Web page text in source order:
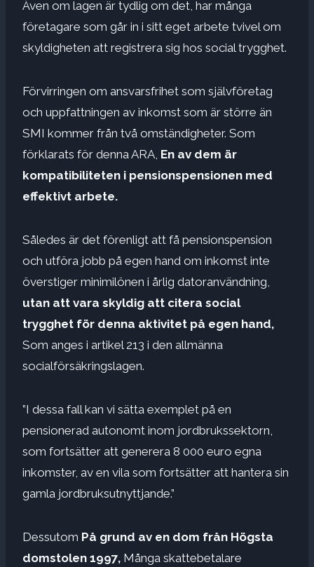
Även om lagen är tydlig om det, har många
företagare som går in i sitt eget arbete tvivel om
skyldigheten att registrera sig hos social trygghet.
Förvirringen om ansvarsfrihet som självföretag
och uppfattningen av inkomst som är större än
SMI kommer från två omständigheter. Som
förklarats för denna ARA, En av dem är
kompatibiliteten i pensionspensionen med
effektivt arbete.
Således är det förenligt att få pensionspension
och utföra jobb på egen hand om inkomst inte
överstiger minimilönen i årlig datoranvändning,
utan att vara skyldig att citera social
trygghet för denna aktivitet på egen hand,
Som anges i artikel 213 i den allmänna
socialförsäkringslagen.
”I dessa fall kan vi sätta exemplet på en
pensionerad autonomt inom jordbrukssektorn,
som fortsätter att generera 8 000 euro egna
inkomster, av en vila som fortsätter att hantera sin
gamla jordbruksutnyttjande.”
Dessutom På grund av en dom från Högsta
domstolen 1997, Många skattebetalare